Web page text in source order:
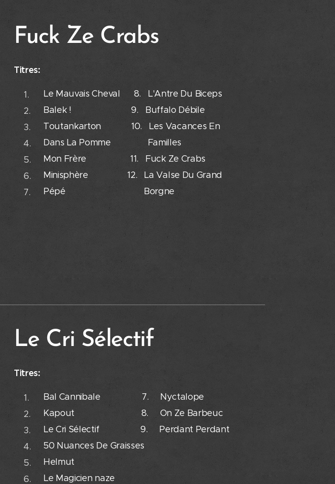
Fuck Ze Crabs
Titres:
Le Mauvais Cheval 8. L'Antre Du Biceps
Balek ! 9. Buffalo Débile
Toutankarton 10. Les Vacances En
Dans La Pomme Familles
Mon Frère 11. Fuck Ze Crabs
Minisphère 12. La Valse Du Grand
Pépé Borgne
Le Cri Sélectif
Titres:
Bal Cannibale 7. Nyctalope
Kapout 8. On Ze Barbeuc
Le Cri Sélectif 9. Perdant Perdant
50 Nuances De Graisses
Helmut
Le Magicien naze